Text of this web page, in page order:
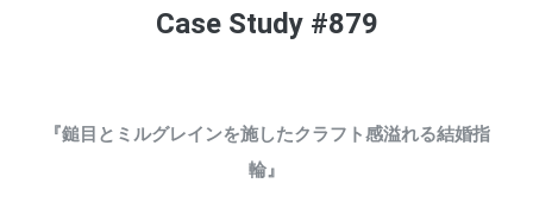
Case Study #879
『鎚目とミルグレインを施したクラフト感溢れる結婚指
輪』